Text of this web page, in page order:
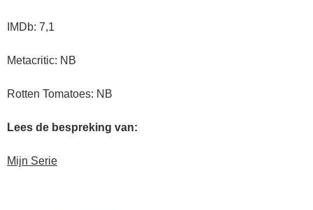
IMDb: 7,1
Metacritic: NB
Rotten Tomatoes: NB
Lees de bespreking van:
Mijn Serie